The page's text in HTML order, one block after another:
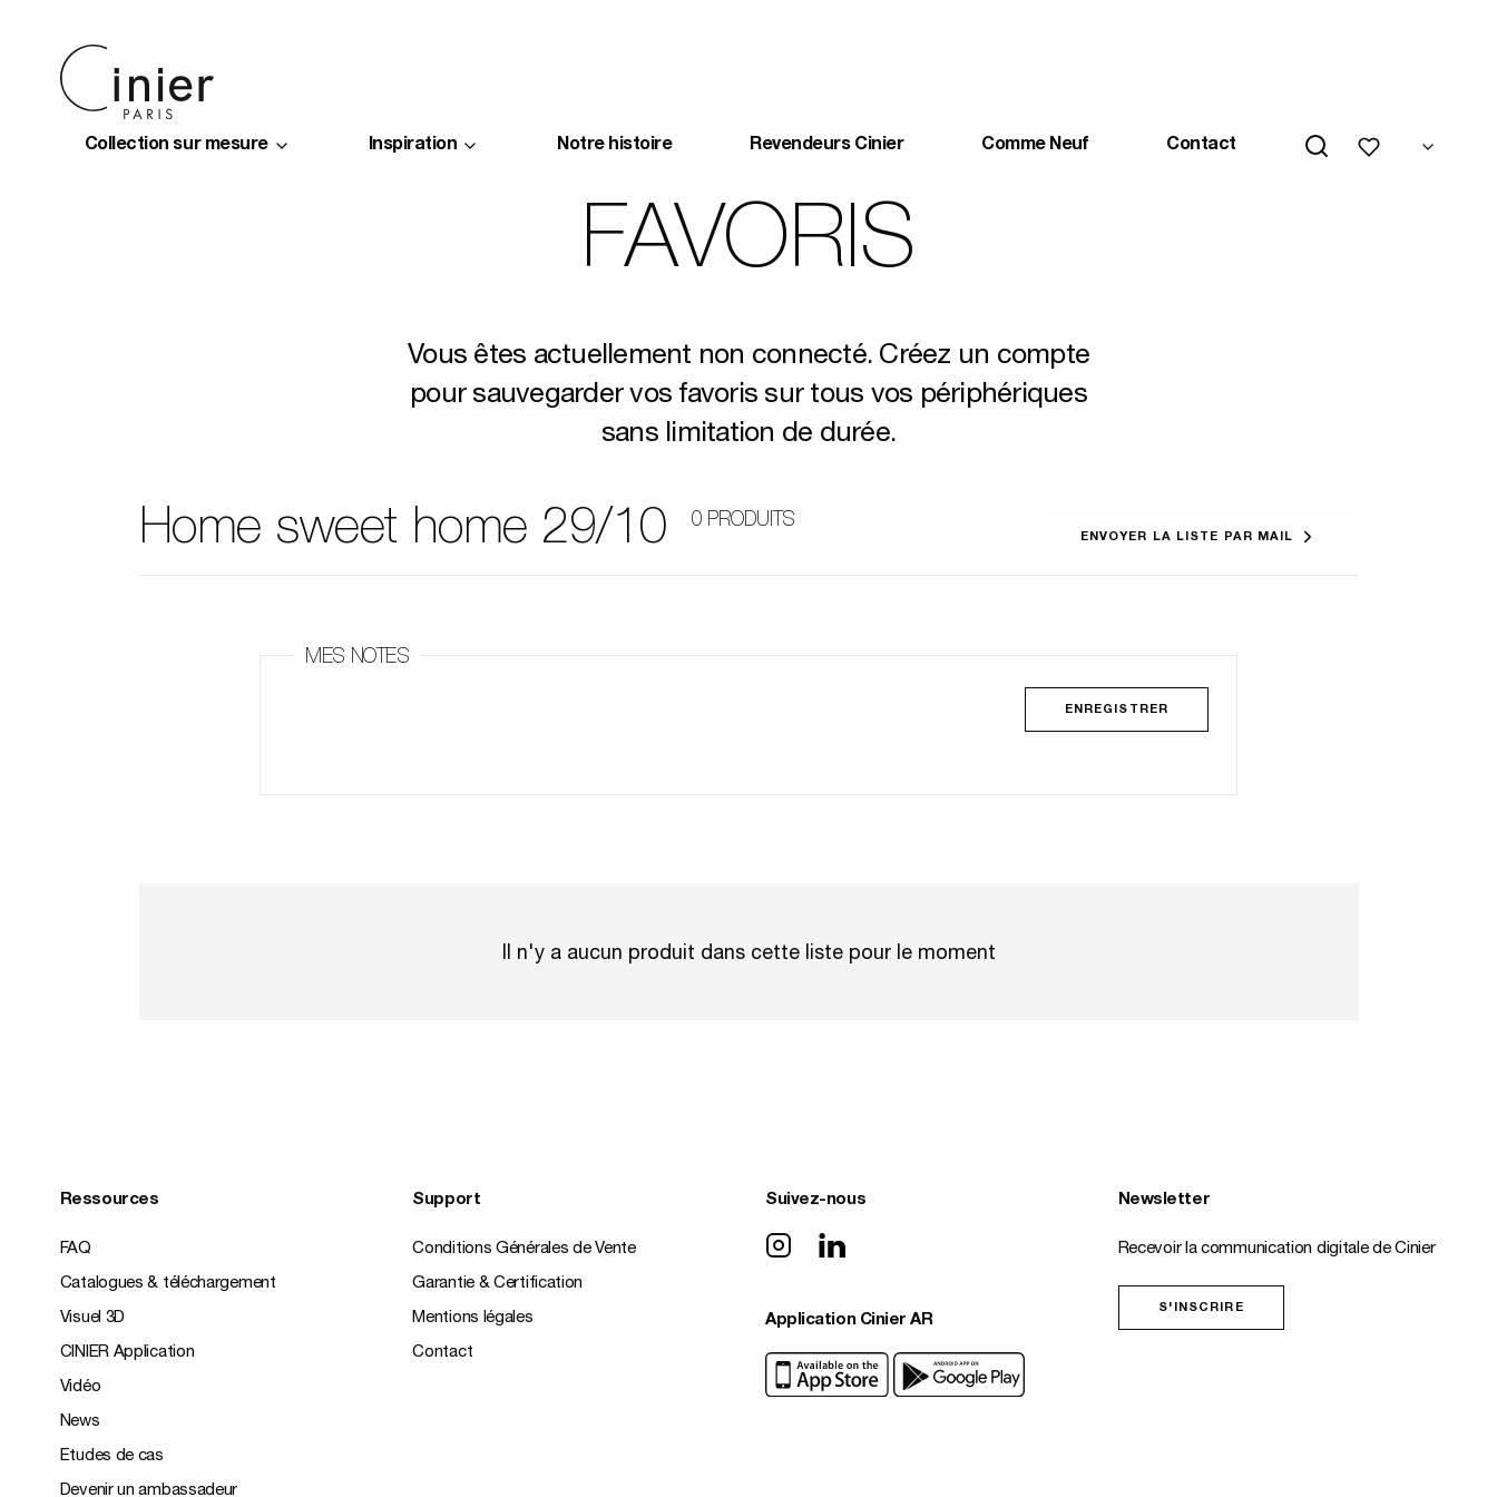
Collection sur mesure Inspiration Notre histoire Revendeurs Cinier Comme Neuf Contact Mes favoris
FAVORIS
Vous êtes actuellement non connecté. Créez un compte
pour sauvegarder vos favoris sur tous vos périphériques
sans limitation de durée.
Home sweet home 29/10 0 PRODUITS
ENVOYER LA LISTE PAR MAIL
MES NOTES
ENREGISTRER
Il n'y a aucun produit dans cette liste pour le moment
Ressources
FAQ
Catalogues & téléchargement
Visuel 3D
CINIER Application
Vidéo
News
Etudes de cas
Devenir un ambassadeur
Support
Conditions Générales de Vente
Garantie & Certification
Mentions légales
Contact
Suivez-nous
Application Cinier AR
Newsletter
Recevoir la communication digitale de Cinier
S'INSCRIRE